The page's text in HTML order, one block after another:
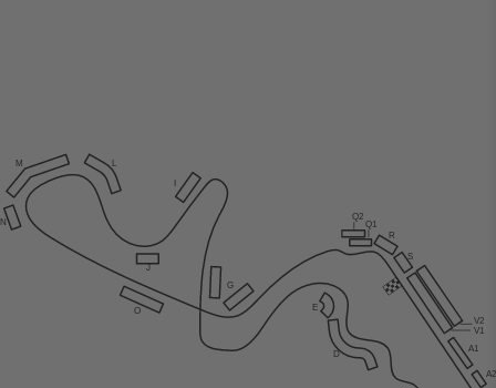
N
M L
J
O
G
E
D
A2
A1
V1
V2
S
R
Q1
Q2